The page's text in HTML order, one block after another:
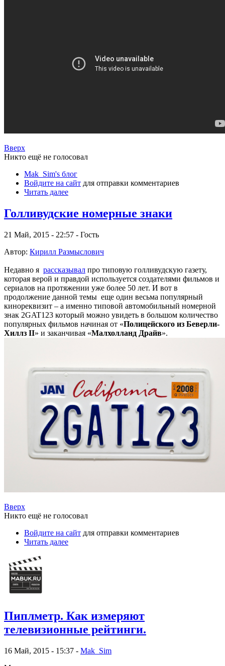
Вверх
Никто ещё не голосовал
Mak_Sim's блог
Войдите на сайт для отправки комментариев
Читать далее
Голливудские номерные знаки
21 Май, 2015 - 22:57 - Гость
Автор: Кирилл Размыслович
Недавно я рассказывал про типовую голливудскую газету,
которая верой и правдой используется создателями фильмов и
сериалов на протяжении уже более 50 лет. И вот в
продолжение данной темы еще один весьма популярный
кинореквизит – а именно типовой автомобильный номерной
знак 2GAT123 который можно увидеть в большом количество
популярных фильмов начиная от «Полицейского из Беверли-
Хиллз II» и заканчивая «Малхолланд Драйв».
Вверх
Никто ещё не голосовал
Войдите на сайт для отправки комментариев
Читать далее
Пиплметр. Как измеряют
телевизионные рейтинги.
16 Май, 2015 - 15:37 - Mak_Sim